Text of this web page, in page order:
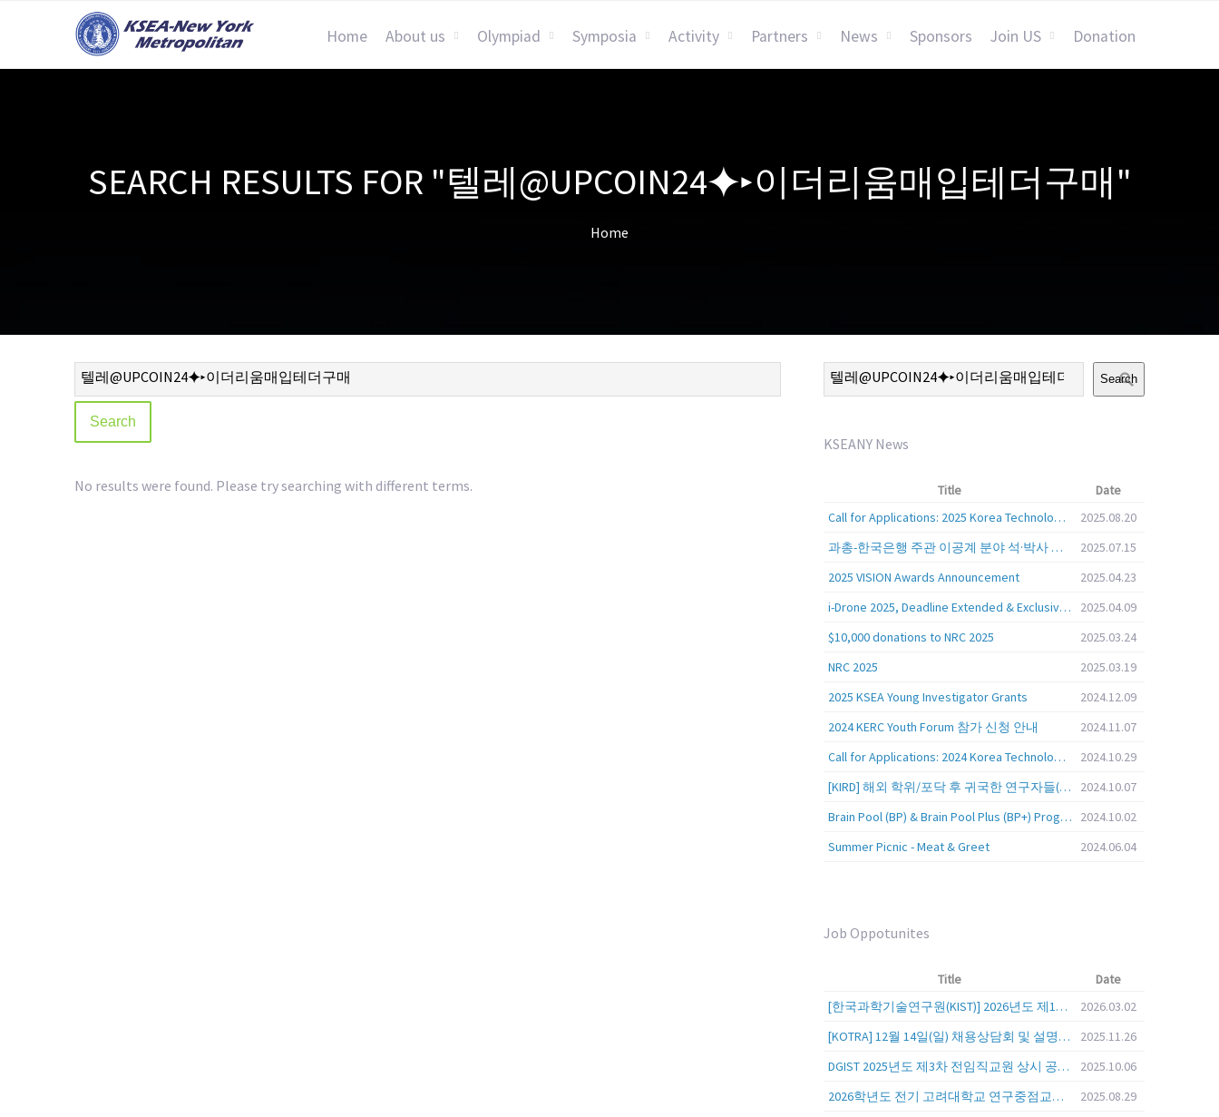
Home About us Olympiad Symposia Activity Partners News Sponsors Join US Donation
SEARCH RESULTS FOR "텔레@UPCOIN24⯌▸이더리움매입테더구매"
Home
No results were found. Please try searching with different terms.
Search
KSEANY News
Title
Date
Call for Applications: 2025 Korea Technology Advisory Group (K-TAG)
2025.08.20
과총-한국은행 주관 이공계 분야 석·박사 학위자 대상 서베이
2025.07.15
2025 VISION Awards Announcement
2025.04.23
i-Drone 2025, Deadline Extended & Exclusive Opportunity to Travel to Korea!
2025.04.09
$10,000 donations to NRC 2025
2025.03.24
NRC 2025
2025.03.19
2025 KSEA Young Investigator Grants
2024.12.09
2024 KERC Youth Forum 참가 신청 안내
2024.11.07
Call for Applications: 2024 Korea Technology Advisory Group (K-TAG)
2024.10.29
[KIRD] 해외 학위/포닥 후 귀국한 연구자들(학교, 출연(연), 기업)의 경력개발 경험 공유 줌 세미나 안내
2024.10.07
Brain Pool (BP) & Brain Pool Plus (BP+) Programs
2024.10.02
Summer Picnic - Meat & Greet
2024.06.04
Job Oppotunites
Title
Date
[한국과학기술연구원(KIST)] 2026년도 제1차 연구부문 공개채용 안내
2026.03.02
[KOTRA] 12월 14일(일) 채용상담회 및 설명회를 안내
2025.11.26
DGIST 2025년도 제3차 전임직교원 상시 공개초빙 공고
2025.10.06
2026학년도 전기 고려대학교 연구중점교수 초빙 공고
2025.08.29